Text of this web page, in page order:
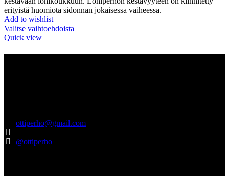
erityistä huomiota sidonnan jokaisessa vaiheessa.
Add to wishlist
Valitse vaihtoehdoista
Quick view
ottiperho@gmail.com
@ottiperho